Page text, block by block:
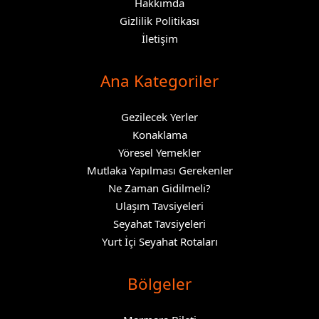
Gizlilik Politikası
İletişim
Ana Kategoriler
Gezilecek Yerler
Konaklama
Yöresel Yemekler
Mutlaka Yapılması Gerekenler
Ne Zaman Gidilmeli?
Ulaşım Tavsiyeleri
Seyahat Tavsiyeleri
Yurt İçi Seyahat Rotaları
Bölgeler